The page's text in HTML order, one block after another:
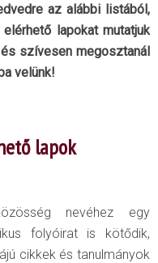
az alábbi listából,
lapokat mutatjuk
szívesen megosztanál
velünk!
lapok
nevéhez egy
folyóirat is kötődik,
cikkek és tanulmányok